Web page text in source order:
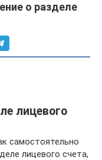
о разделе
лицевого
самостоятельно
лицевого счета,